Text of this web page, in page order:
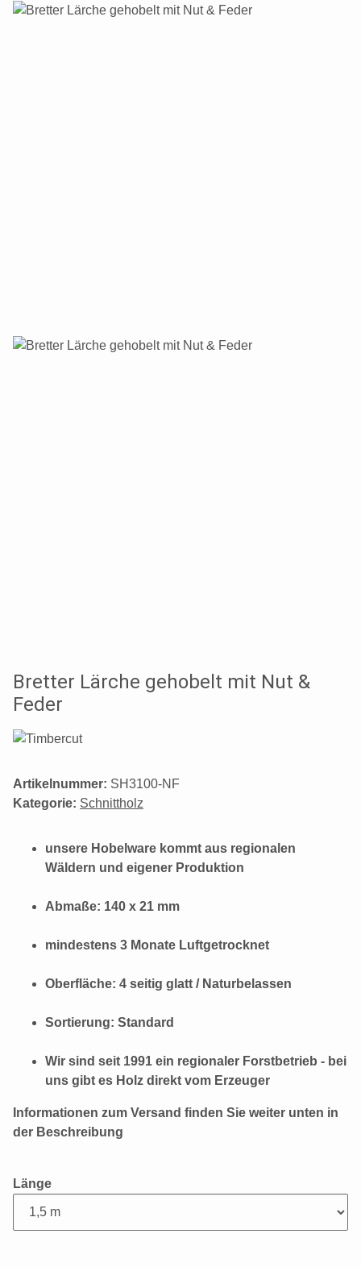
Bretter Lärche gehobelt mit Nut &
Feder
Artikelnummer: SH3100-NF
Kategorie: Schnittholz
unsere Hobelware kommt aus regionalen
Wäldern und eigener Produktion
Abmaße: 140 x 21 mm
mindestens 3 Monate Luftgetrocknet
Oberfläche: 4 seitig glatt / Naturbelassen
Sortierung: Standard
Wir sind seit 1991 ein regionaler Forstbetrieb - bei
uns gibt es Holz direkt vom Erzeuger
Informationen zum Versand finden Sie weiter unten in
der Beschreibung
Länge